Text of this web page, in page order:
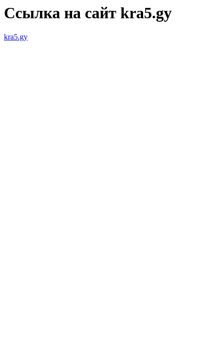
Ссылка на сайт kra5.gy
kra5.gy